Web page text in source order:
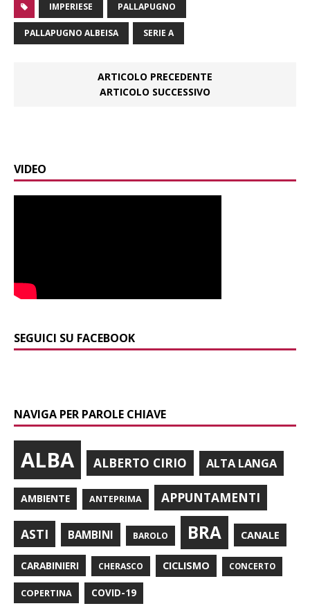
IMPERIESE PALLAPUGNO
PALLAPUGNO ALBEISA SERIE A
ARTICOLO PRECEDENTE
ARTICOLO SUCCESSIVO
VIDEO
SEGUICI SU FACEBOOK
NAVIGA PER PAROLE CHIAVE
ALBA ALBERTO CIRIO ALTA LANGA
AMBIENTE ANTEPRIMA APPUNTAMENTI
ASTI BAMBINI BAROLO BRA CANALE
CARABINIERI CHERASCO CICLISMO CONCERTO
COPERTINA COVID-19